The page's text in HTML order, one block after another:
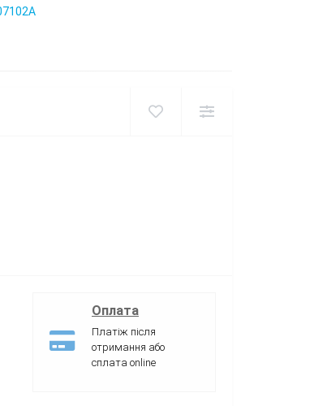
Оплата
Платіж після
отримання або
сплата online